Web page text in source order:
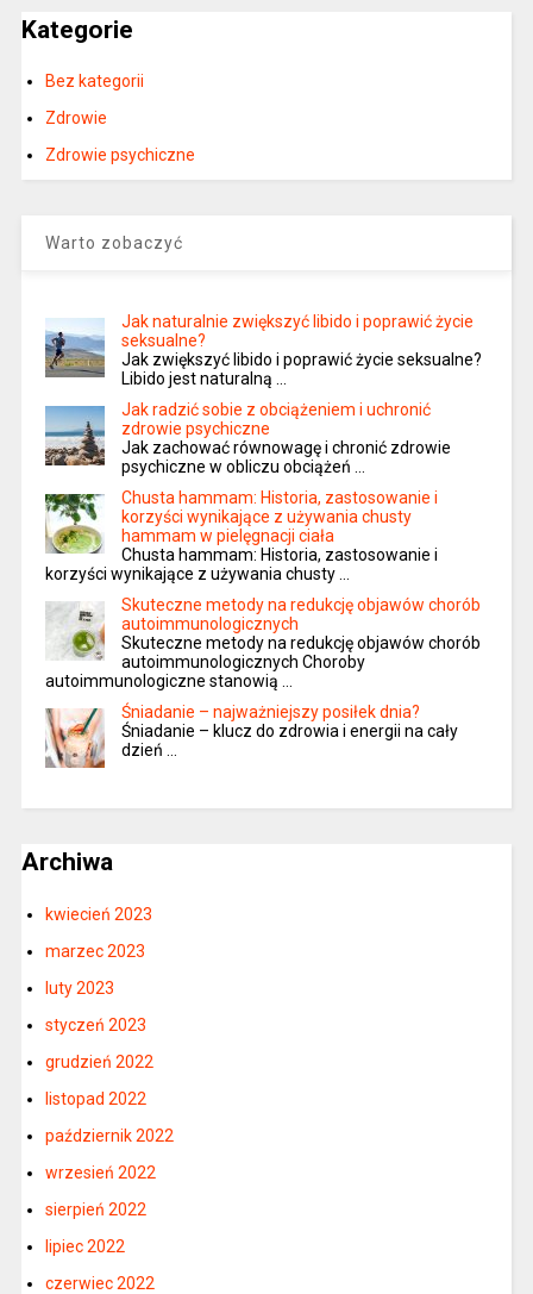
Kategorie
Bez kategorii
Zdrowie
Zdrowie psychiczne
Warto zobaczyć
Jak naturalnie zwiększyć libido i poprawić życie
seksualne?
Jak zwiększyć libido i poprawić życie seksualne?
Libido jest naturalną …
Jak radzić sobie z obciążeniem i uchronić
zdrowie psychiczne
Jak zachować równowagę i chronić zdrowie
psychiczne w obliczu obciążeń …
Chusta hammam: Historia, zastosowanie i
korzyści wynikające z używania chusty
hammam w pielęgnacji ciała
Chusta hammam: Historia, zastosowanie i
korzyści wynikające z używania chusty …
Skuteczne metody na redukcję objawów chorób
autoimmunologicznych
Skuteczne metody na redukcję objawów chorób
autoimmunologicznych Choroby
autoimmunologiczne stanowią …
Śniadanie – najważniejszy posiłek dnia?
Śniadanie – klucz do zdrowia i energii na cały
dzień …
Archiwa
kwiecień 2023
marzec 2023
luty 2023
styczeń 2023
grudzień 2022
listopad 2022
październik 2022
wrzesień 2022
sierpień 2022
lipiec 2022
czerwiec 2022